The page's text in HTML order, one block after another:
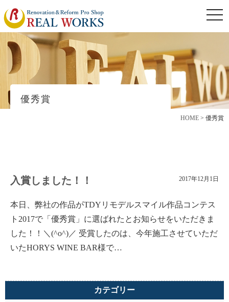
優秀賞
HOME > 優秀賞
入賞しました！！ 2017年12月1日
本日、弊社の作品がTDYリモデルスマイル作品コンテス
ト2017で「優秀賞」に選ばれたとお知らせをいただきま
した！！＼(^o^)／ 受賞したのは、今年施工させていただ
いたHORYS WINE BAR様で…
カテゴリー